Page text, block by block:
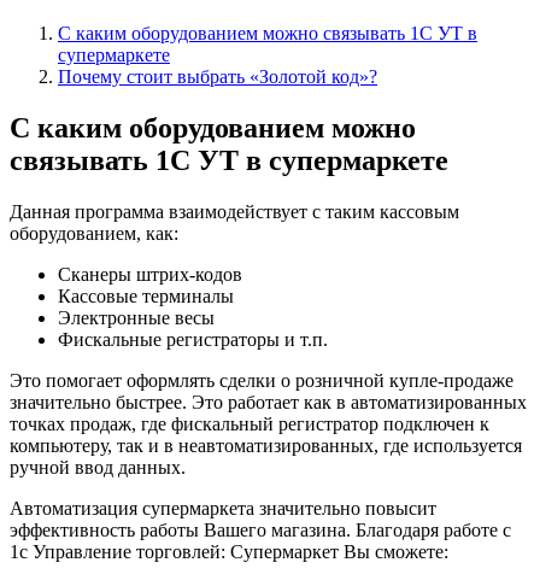
С каким оборудованием можно связывать 1С УТ в
супермаркете
Почему стоит выбрать «Золотой код»?
С каким оборудованием можно
связывать 1С УТ в супермаркете
Данная программа взаимодействует с таким кассовым
оборудованием, как:
Сканеры штрих-кодов
Кассовые терминалы
Электронные весы
Фискальные регистраторы и т.п.
Это помогает оформлять сделки о розничной купле-продаже
значительно быстрее. Это работает как в автоматизированных
точках продаж, где фискальный регистратор подключен к
компьютеру, так и в неавтоматизированных, где используется
ручной ввод данных.
Автоматизация супермаркета значительно повысит
эффективность работы Вашего магазина. Благодаря работе с
1с Управление торговлей: Супермаркет Вы сможете: